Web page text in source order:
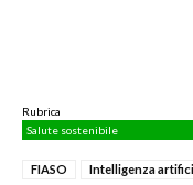
Rubrica
Salute sostenibile
FIASO Intelligenza